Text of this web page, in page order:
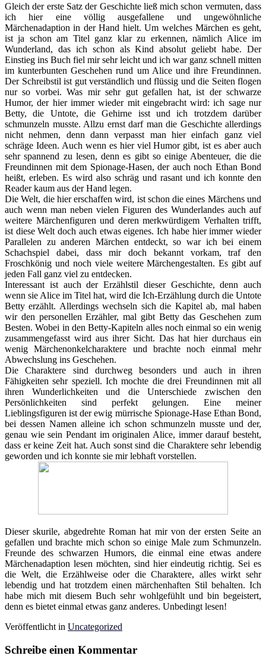
Gleich der erste Satz der Geschichte ließ mich schon vermuten, dass
ich hier eine völlig ausgefallene und ungewöhnliche
Märchenadaption in der Hand hielt. Um welches Märchen es geht,
ist ja schon am Titel ganz klar zu erkennen, nämlich Alice im
Wunderland, das ich schon als Kind absolut geliebt habe. Der
Einstieg ins Buch fiel mir sehr leicht und ich war ganz schnell mitten
im kunterbunten Geschehen rund um Alice und ihre Freundinnen.
Der Schreibstil ist gut verständlich und flüssig und die Seiten flogen
nur so vorbei. Was mir sehr gut gefallen hat, ist der schwarze
Humor, der hier immer wieder mit eingebracht wird: ich sage nur
Betty, die Untote, die Gehirne isst und ich trotzdem darüber
schmunzeln musste. Allzu ernst darf man die Geschichte allerdings
nicht nehmen, denn dann verpasst man hier einfach ganz viel
schräge Ideen. Auch wenn es hier viel Humor gibt, ist es aber auch
sehr spannend zu lesen, denn es gibt so einige Abenteuer, die die
Freundinnen mit dem Spionage-Hasen, der auch noch Ethan Bond
heißt, erleben. Es wird also schräg und rasant und ich konnte den
Reader kaum aus der Hand legen.
Die Welt, die hier erschaffen wird, ist schon die eines Märchens und
auch wenn man neben vielen Figuren des Wunderlandes auch auf
weitere Märchenfiguren und deren merkwürdigem Verhalten trifft,
ist diese Welt doch auch etwas eigenes. Ich habe hier immer wieder
Parallelen zu anderen Märchen entdeckt, so war ich bei einem
Schachspiel dabei, dass mir doch bekannt vorkam, traf den
Froschkönig und noch viele weitere Märchengestalten. Es gibt auf
jeden Fall ganz viel zu entdecken.
Interessant ist auch der Erzählstil dieser Geschichte, denn auch
wenn sie Alice im Titel hat, wird die Ich-Erzählung durch die Untote
Betty erzählt. Allerdings wechseln sich die Kapitel ab, mal haben
wir den personellen Erzähler, mal gibt Betty das Geschehen zum
Besten. Wobei in den Betty-Kapiteln alles noch einmal so ein wenig
zusammengefasst wird aus ihrer Sicht. Das hat hier durchaus ein
wenig Märchenonkelcharaktere und brachte noch einmal mehr
Abwechslung ins Geschehen.
Die Charaktere sind durchweg besonders und auch in ihren
Fähigkeiten sehr speziell. Ich mochte die drei Freundinnen mit all
ihren Wunderlichkeiten und die Unterschiede zwischen den
Persönlichkeiten sind perfekt gelungen. Eine meiner
Lieblingsfiguren ist der ewig mürrische Spionage-Hase Ethan Bond,
bei dessen Namen alleine ich schon schmunzeln musste und der,
genau wie sein Pendant im originalen Alice, immer darauf besteht,
dass er keine Zeit hat. Auch sonst sind die Charaktere sehr lebendig
geworden und ich konnte sie mir lebhaft vorstellen.
Dieser skurile, abgedrehte Roman hat mir von der ersten Seite an
gefallen und brachte mich schon so einige Male zum Schmunzeln.
Freunde des schwarzen Humors, die einmal eine etwas andere
Märchenadaption lesen möchten, sind hier eindeutig richtig. Sei es
die Welt, die Erzählweise oder die Charaktere, alles wirkt sehr
lebendig und hat trotzdem einen märchenhaften Stil behalten. Ich
habe mich mit diesem Buch sehr wohlgefühlt und bin begeistert,
denn es bietet einmal etwas ganz anderes. Unbedingt lesen!
Veröffentlicht in Uncategorized
Schreibe einen Kommentar